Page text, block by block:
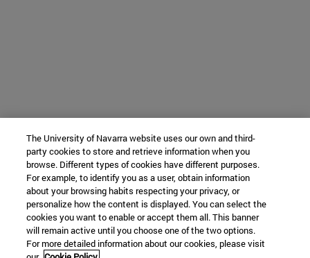
The University of Navarra website uses our own and third-
party cookies to store and retrieve information when you
browse. Different types of cookies have different purposes.
For example, to identify you as a user, obtain information
about your browsing habits respecting your privacy, or
personalize how the content is displayed. You can select the
cookies you want to enable or accept them all. This banner
will remain active until you choose one of the two options.
For more detailed information about our cookies, please visit